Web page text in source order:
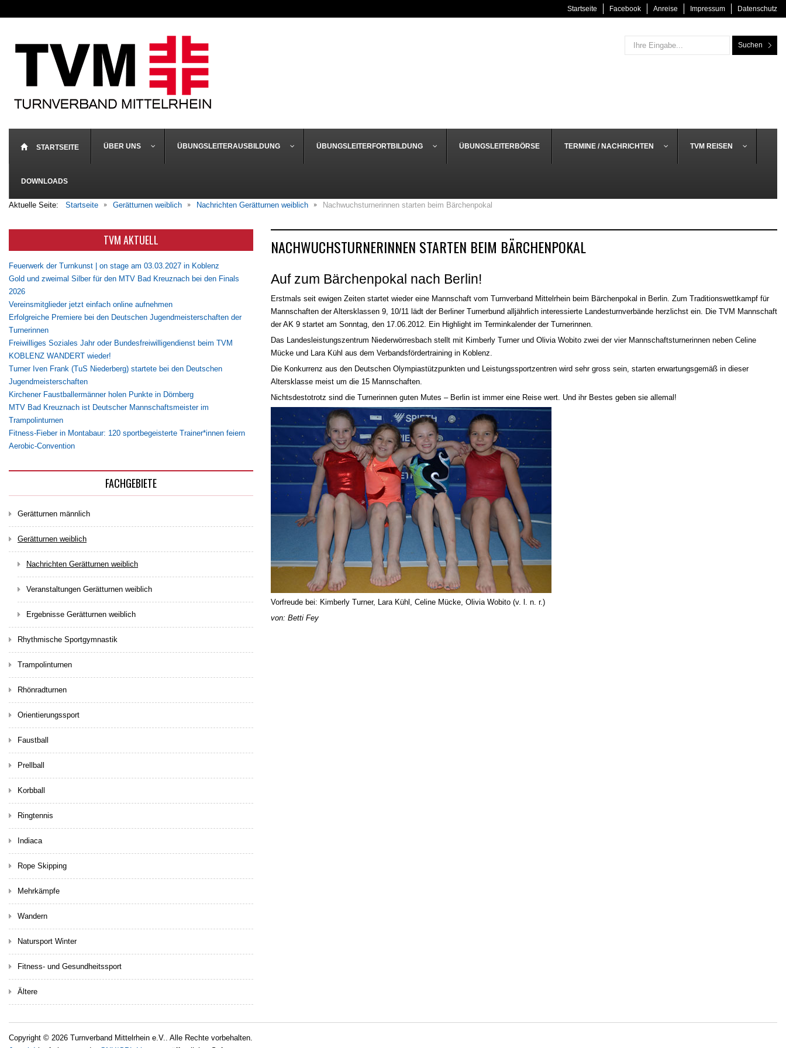
Startseite Facebook Anreise Impressum Datenschutz
Suchen
STARTSEITE ÜBER UNS ÜBUNGSLEITERAUSBILDUNG ÜBUNGSLEITERFORTBILDUNG ÜBUNGSLEITERBÖRSE TERMINE / NACHRICHTEN TVM REISEN
DOWNLOADS
Aktuelle Seite: Startseite Gerätturnen weiblich Nachrichten Gerätturnen weiblich Nachwuchsturnerinnen starten beim Bärchenpokal
NACHWUCHSTURNERINNEN STARTEN BEIM BÄRCHENPOKAL
Auf zum Bärchenpokal nach Berlin!
Erstmals seit ewigen Zeiten startet wieder eine Mannschaft vom Turnverband Mittelrhein beim Bärchenpokal in Berlin. Zum Traditionswettkampf für
Mannschaften der Altersklassen 9, 10/11 lädt der Berliner Turnerbund alljährlich interessierte Landesturnverbände herzlichst ein. Die TVM Mannschaft
der AK 9 startet am Sonntag, den 17.06.2012. Ein Highlight im Terminkalender der Turnerinnen.
Das Landesleistungszentrum Niederwörresbach stellt mit Kimberly Turner und Olivia Wobito zwei der vier Mannschaftsturnerinnen neben Celine
Mücke und Lara Kühl aus dem Verbandsfördertraining in Koblenz.
Die Konkurrenz aus den Deutschen Olympiastützpunkten und Leistungssportzentren wird sehr gross sein, starten erwartungsgemäß in dieser
Altersklasse meist um die 15 Mannschaften.
Nichtsdestotrotz sind die Turnerinnen guten Mutes – Berlin ist immer eine Reise wert. Und ihr Bestes geben sie allemal!
Vorfreude bei: Kimberly Turner, Lara Kühl, Celine Mücke, Olivia Wobito (v. l. n. r.)
von: Betti Fey
TVM AKTUELL
Feuerwerk der Turnkunst | on stage am 03.03.2027 in Koblenz
Gold und zweimal Silber für den MTV Bad Kreuznach bei den Finals
2026
Vereinsmitglieder jetzt einfach online aufnehmen
Erfolgreiche Premiere bei den Deutschen Jugendmeisterschaften der
Turnerinnen
Freiwilliges Soziales Jahr oder Bundesfreiwilligendienst beim TVM
KOBLENZ WANDERT wieder!
Turner Iven Frank (TuS Niederberg) startete bei den Deutschen
Jugendmeisterschaften
Kirchener Faustballermänner holen Punkte in Dörnberg
MTV Bad Kreuznach ist Deutscher Mannschaftsmeister im
Trampolinturnen
Fitness-Fieber in Montabaur: 120 sportbegeisterte Trainer*innen feiern
Aerobic-Convention
FACHGEBIETE
Gerätturnen männlich
Gerätturnen weiblich
Nachrichten Gerätturnen weiblich
Veranstaltungen Gerätturnen weiblich
Ergebnisse Gerätturnen weiblich
Rhythmische Sportgymnastik
Trampolinturnen
Rhönradturnen
Orientierungssport
Faustball
Prellball
Korbball
Ringtennis
Indiaca
Rope Skipping
Mehrkämpfe
Wandern
Natursport Winter
Fitness- und Gesundheitssport
Ältere
Copyright © 2026 Turnverband Mittelrhein e.V.. Alle Rechte vorbehalten.